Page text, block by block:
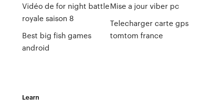
Vidéo de for night battle
royale saison 8
Best big fish games
android
Mise a jour viber pc
Telecharger carte gps
tomtom france
Learn